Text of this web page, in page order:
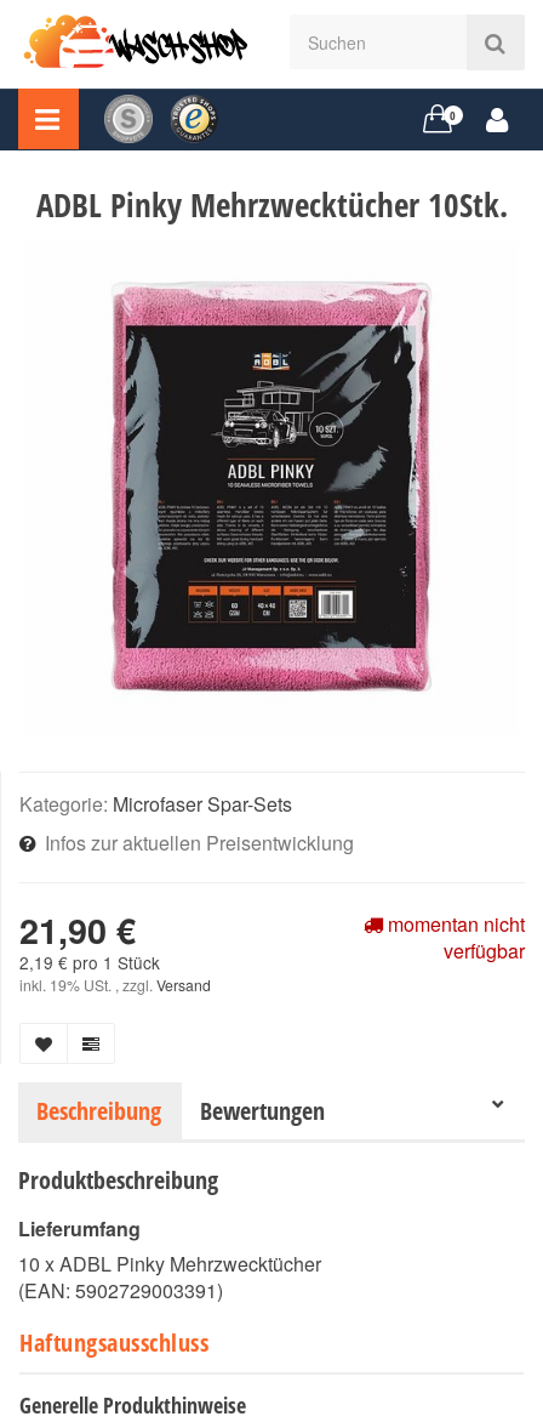
0
ADBL Pinky Mehrzwecktücher 10Stk.
Kategorie: Microfaser Spar-Sets
Infos zur aktuellen Preisentwicklung
21,90 €
2,19 € pro 1 Stück
inkl. 19% USt. , zzgl. Versand
momentan nicht
verfügbar
Beschreibung Bewertungen
Produktbeschreibung
Lieferumfang
10 x ADBL Pinky Mehrzwecktücher
(EAN: 5902729003391)
Haftungsausschluss
Generelle Produkthinweise